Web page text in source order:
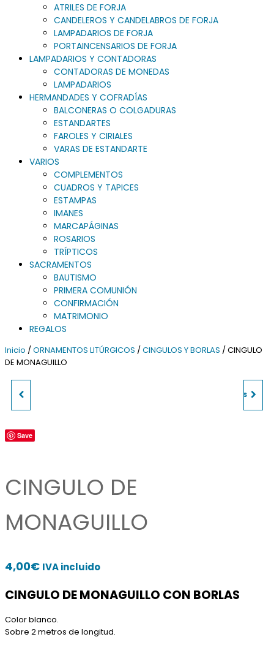
ATRILES DE FORJA
CANDELEROS Y CANDELABROS DE FORJA
LAMPADARIOS DE FORJA
PORTAINCENSARIOS DE FORJA
LAMPADARIOS Y CONTADORAS
CONTADORAS DE MONEDAS
LAMPADARIOS
HERMANDADES Y COFRADÍAS
BALCONERAS O COLGADURAS
ESTANDARTES
FAROLES Y CIRIALES
VARAS DE ESTANDARTE
VARIOS
COMPLEMENTOS
CUADROS Y TAPICES
ESTAMPAS
IMANES
MARCAPÁGINAS
ROSARIOS
TRÍPTICOS
SACRAMENTOS
BAUTISMO
PRIMERA COMUNIÓN
CONFIRMACIÓN
MATRIMONIO
REGALOS
Inicio /ORNAMENTOS LITÚRGICOS /CINGULOS Y BORLAS / CINGULO
DE MONAGUILLO
SERVICIO DE ALTAR 4 PIEZAS
Save
CINGULO DE
MONAGUILLO
4,00€ IVA incluido
CINGULO DE MONAGUILLO CON BORLAS
Color blanco.
Sobre 2 metros de longitud.